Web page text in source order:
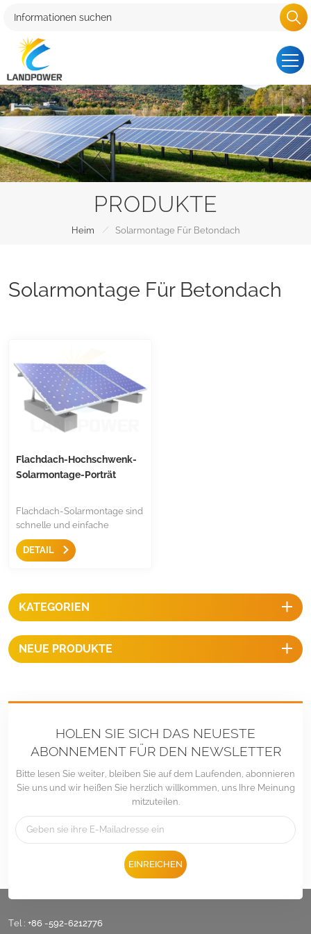
PRODUKTE
Heim / Solarmontage Für Betondach
Solarmontage Für Betondach
Flachdach-Hochschwenk-
Solarmontage-Porträt
Flachdach-Solarmontage sind
schnelle und einfache
Montagelösungen für
Flachdächer, mit wenigen
und wettbewerbsfähigen
Preisen.
DETAIL
KATEGORIEN
NEUE PRODUKTE
HOLEN SIE SICH DAS NEUESTE
ABONNEMENT FÜR DEN NEWSLETTER
Bitte lesen Sie weiter, bleiben Sie auf dem Laufenden, abonnieren
Sie uns und wir heißen Sie herzlich willkommen, uns Ihre Meinung
mitzuteilen.
EINREICHEN
Tel : +86 -592-6212776